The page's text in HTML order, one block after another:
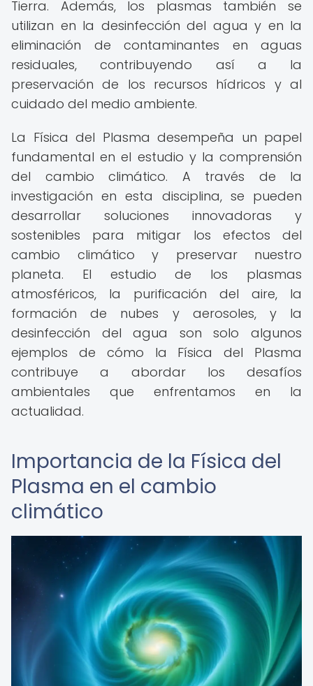
Tierra. Además, los plasmas también se
utilizan en la desinfección del agua y en la
eliminación de contaminantes en aguas
residuales, contribuyendo así a la
preservación de los recursos hídricos y al
cuidado del medio ambiente.
La Física del Plasma desempeña un papel
fundamental en el estudio y la comprensión
del cambio climático. A través de la
investigación en esta disciplina, se pueden
desarrollar soluciones innovadoras y
sostenibles para mitigar los efectos del
cambio climático y preservar nuestro
planeta. El estudio de los plasmas
atmosféricos, la purificación del aire, la
formación de nubes y aerosoles, y la
desinfección del agua son solo algunos
ejemplos de cómo la Física del Plasma
contribuye a abordar los desafíos
ambientales que enfrentamos en la
actualidad.
Importancia de la Física del
Plasma en el cambio
climático